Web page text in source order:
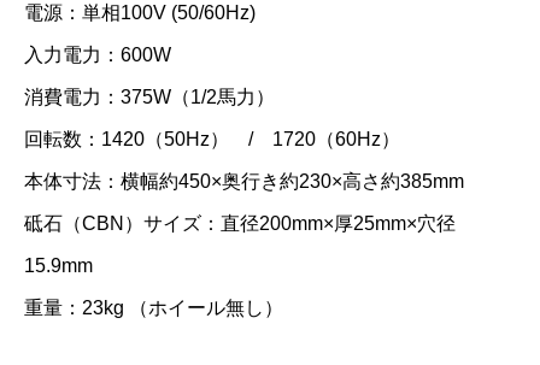
電源：単相100V (50/60Hz)
入力電力：600W
消費電力：375W（1/2馬力）
回転数：1420（50Hz） / 1720（60Hz）
本体寸法：横幅約450×奥行き約230×高さ約385mm
砥石（CBN）サイズ：直径200mm×厚25mm×穴径
15.9mm
重量：23kg （ホイール無し）